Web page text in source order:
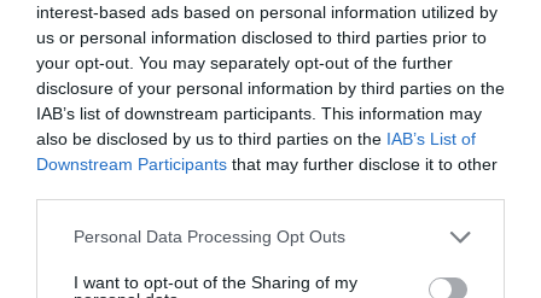
interest-based ads based on personal information utilized by
us or personal information disclosed to third parties prior to
your opt-out. You may separately opt-out of the further
disclosure of your personal information by third parties on the
IAB’s list of downstream participants. This information may
also be disclosed by us to third parties on the IAB’s List of
Downstream Participants that may further disclose it to other
Personal Data Processing Opt Outs
I want to opt-out of the Sharing of my